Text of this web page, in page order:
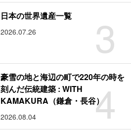
3
日本の世界遺産一覧
2026.07.26
4
豪雪の地と海辺の町で220年の時を
刻んだ伝統建築 : WITH
KAMAKURA（鎌倉・長谷）
2026.08.04